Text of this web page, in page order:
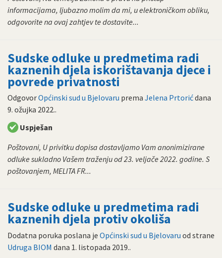
informacijama, ljubazno molim da mi, u elektroničkom obliku,
odgovorite na ovaj zahtjev te dostavite...
Sudske odluke u predmetima radi
kaznenih djela iskorištavanja djece i
povrede privatnosti
OdgovorOpćinski sud u Bjelovaru prema Jelena Prtorićdana
9. ožujka 2022..
Uspješan
Poštovani, U privitku dopisa dostavljamo Vam anonimizirane
odluke sukladno Vašem traženju od 23. veljače 2022. godine. S
poštovanjem, MELITA FR...
Sudske odluke u predmetima radi
kaznenih djela protiv okoliša
Dodatna poruka poslana je Općinski sud u Bjelovaru od strane
Udruga BIOM dana 1. listopada 2019..